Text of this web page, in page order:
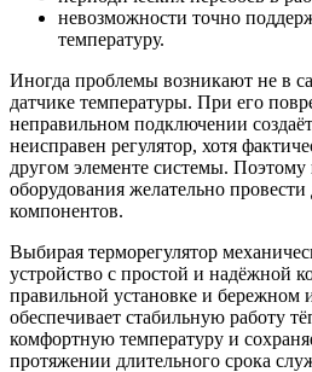
невозможности точно
температуру.
Иногда проблемы возникают не в
датчике температуры. При его
неправильном подключении
неисправен регулятор, хотя
другом элементе системы. Поэтому
оборудования желательно провести
компонентов.
Выбирая терморегулятор
устройство с простой и надёжной
правильной установке и бережном
обеспечивает стабильную работу
комфортную температуру и
протяжении длительного срока